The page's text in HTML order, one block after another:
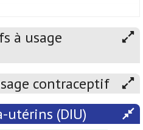
à usage
contraceptif
(DIU)